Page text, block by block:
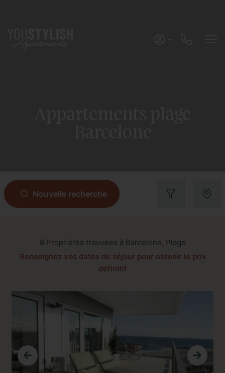
Nouvelle recherche
8 Propriétés trouvées à Barcelone, Plage
Renseignez vos dates de séjour pour obtenir le prix
définitif